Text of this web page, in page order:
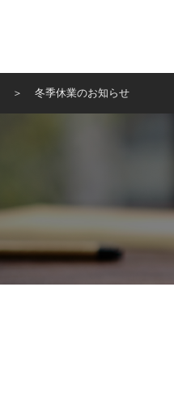
冬季休業のお知らせ